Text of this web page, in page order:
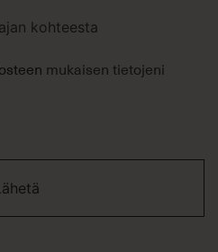
kohteesta
mukaisen tietojeni